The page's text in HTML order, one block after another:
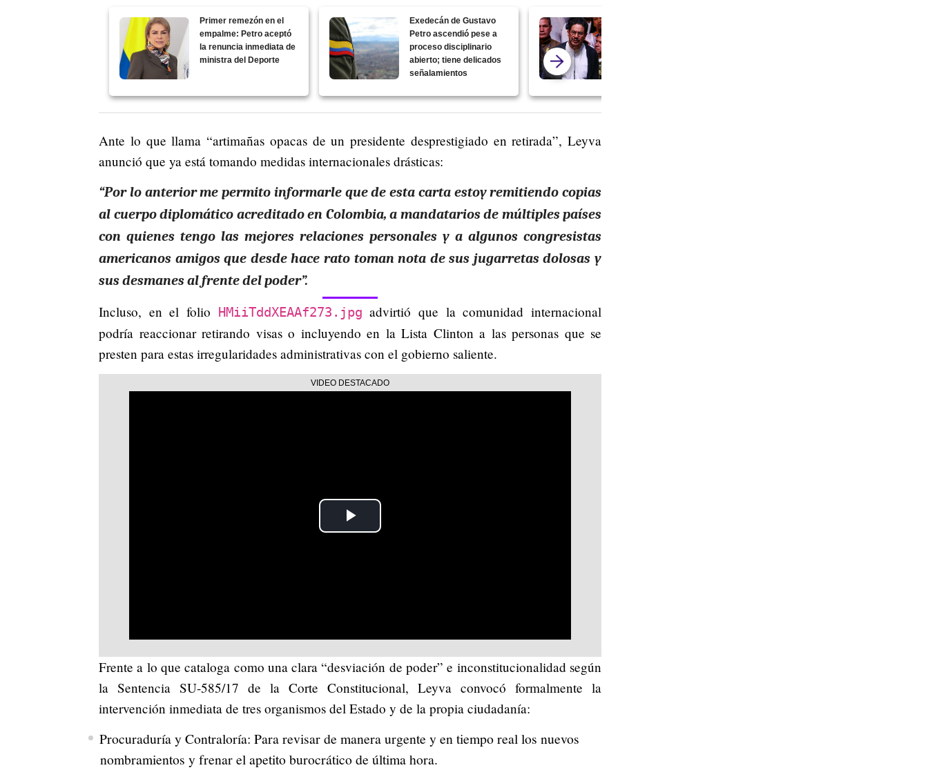
Primer remezón en el
empalme: Petro aceptó
la renuncia inmediata de
ministra del Deporte
Exedecán de Gustavo
Petro ascendió pese a
proceso disciplinario
abierto; tiene delicados
señalamientos
Ante lo que llama “artimañas opacas de un presidente desprestigiado en retirada”, Leyva
anunció que ya está tomando medidas internacionales drásticas:
“Por lo anterior me permito informarle que de esta carta estoy remitiendo copias
al cuerpo diplomático acreditado en Colombia, a mandatarios de múltiples países
con quienes tengo las mejores relaciones personales y a algunos congresistas
americanos amigos que desde hace rato toman nota de sus jugarretas dolosas y
sus desmanes al frente del poder”.
Incluso, en el folio HMiiTddXEAAf273.jpg advirtió que la comunidad internacional
podría reaccionar retirando visas o incluyendo en la Lista Clinton a las personas que se
presten para estas irregularidades administrativas con el gobierno saliente.
Play
Frente a lo que cataloga como una clara “desviación de poder” e inconstitucionalidad según
la Sentencia SU-585/17 de la Corte Constitucional, Leyva convocó formalmente la
intervención inmediata de tres organismos del Estado y de la propia ciudadanía:
Procuraduría y Contraloría: Para revisar de manera urgente y en tiempo real los nuevos
nombramientos y frenar el apetito burocrático de última hora.